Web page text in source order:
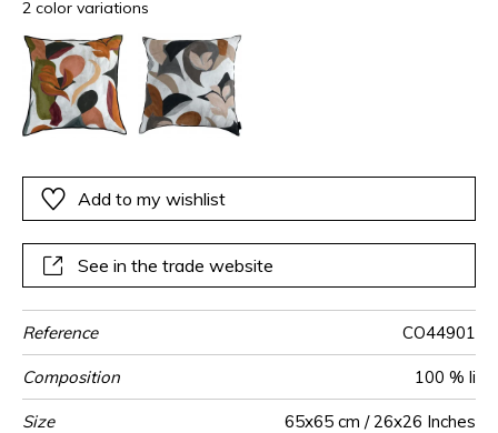
2 color variations
Add to my wishlist
See in the trade website
Reference CO44901
Composition 100 % li
Size 65x65 cm / 26x26 Inches